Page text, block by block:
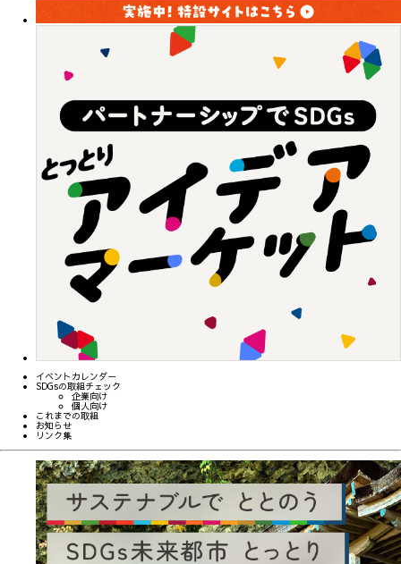
イベントカレンダー
SDGsの取組チェック
企業向け
個人向け
これまでの取組
お知らせ
リンク集